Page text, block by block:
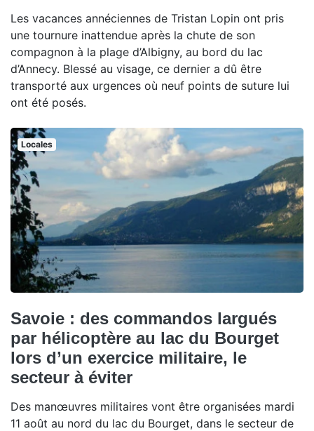
Les vacances annéciennes de Tristan Lopin ont pris
une tournure inattendue après la chute de son
compagnon à la plage d’Albigny, au bord du lac
d’Annecy. Blessé au visage, ce dernier a dû être
transporté aux urgences où neuf points de suture lui
ont été posés.
Locales
Savoie : des commandos largués
par hélicoptère au lac du Bourget
lors d’un exercice militaire, le
secteur à éviter
Des manœuvres militaires vont être organisées mardi
11 août au nord du lac du Bourget, dans le secteur de